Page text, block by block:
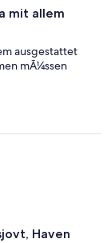
mit allem
ausgestattet
mÃ¼ssen
Haven